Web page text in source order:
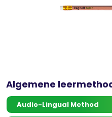
Algemene
Audio-Lingual Method